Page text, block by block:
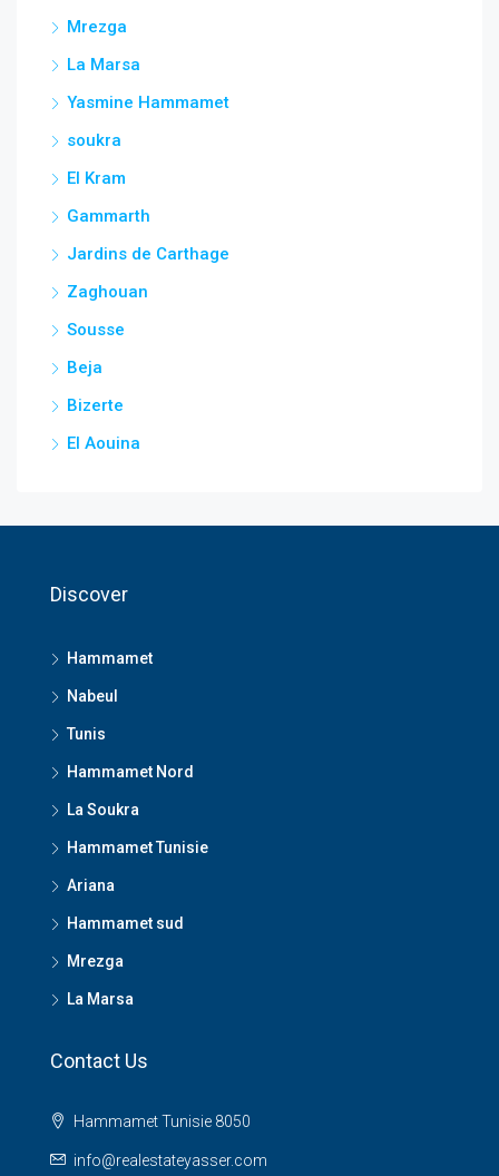
Mrezga
La Marsa
Yasmine Hammamet
soukra
El Kram
Gammarth
Jardins de Carthage
Zaghouan
Sousse
Beja
Bizerte
El Aouina
Discover
Hammamet
Nabeul
Tunis
Hammamet Nord
La Soukra
Hammamet Tunisie
Ariana
Hammamet sud
Mrezga
La Marsa
Contact Us
Hammamet Tunisie 8050
info@realestateyasser.com